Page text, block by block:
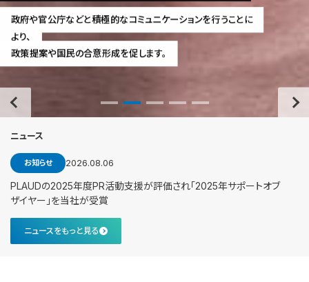
政府や官公庁などと積極的なコミュニケーションを行うことに
より、
政策提案や国民の合意形成を促します。
報
ニュース
お知らせ 2026.08.06
PLAUDの2025年度PR活動支援が評価され「2025年サポートオブ
ザイヤー」を当社が受賞
ニュースをもっと見る